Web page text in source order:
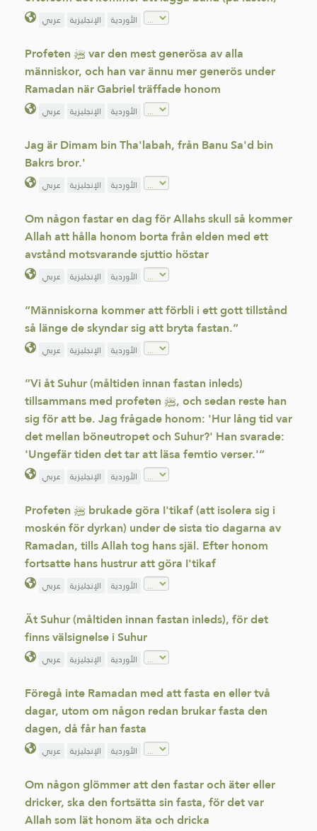
عربي الإنجليزية الأوردية
Profeten ﷺ var den mest generösa av alla
människor, och han var ännu mer generös under
Ramadan när Gabriel träffade honom
عربي الإنجليزية الأوردية
Jag är Dimam bin Tha'labah, från Banu Sa'd bin
Bakrs bror.'
عربي الإنجليزية الأوردية
Om någon fastar en dag för Allahs skull så kommer
Allah att hålla honom borta från elden med ett
avstånd motsvarande sjuttio höstar
عربي الإنجليزية الأوردية
”Människorna kommer att förbli i ett gott tillstånd
så länge de skyndar sig att bryta fastan.”
عربي الإنجليزية الأوردية
”Vi åt Suhur (måltiden innan fastan inleds)
tillsammans med profeten ﷺ, och sedan reste han
sig för att be. Jag frågade honom: 'Hur lång tid var
det mellan böneutropet och Suhur?' Han svarade:
'Ungefär tiden det tar att läsa femtio verser.'”
عربي الإنجليزية الأوردية
Profeten ﷺ brukade göra I'tikaf (att isolera sig i
moskén för dyrkan) under de sista tio dagarna av
Ramadan, tills Allah tog hans själ. Efter honom
fortsatte hans hustrur att göra I'tikaf
عربي الإنجليزية الأوردية
Ät Suhur (måltiden innan fastan inleds), för det
finns välsignelse i Suhur
عربي الإنجليزية الأوردية
Föregå inte Ramadan med att fasta en eller två
dagar, utom om någon redan brukar fasta den
dagen, då får han fasta
عربي الإنجليزية الأوردية
Om någon glömmer att den fastar och äter eller
dricker, ska den fortsätta sin fasta, för det var
Allah som lät honom äta och dricka